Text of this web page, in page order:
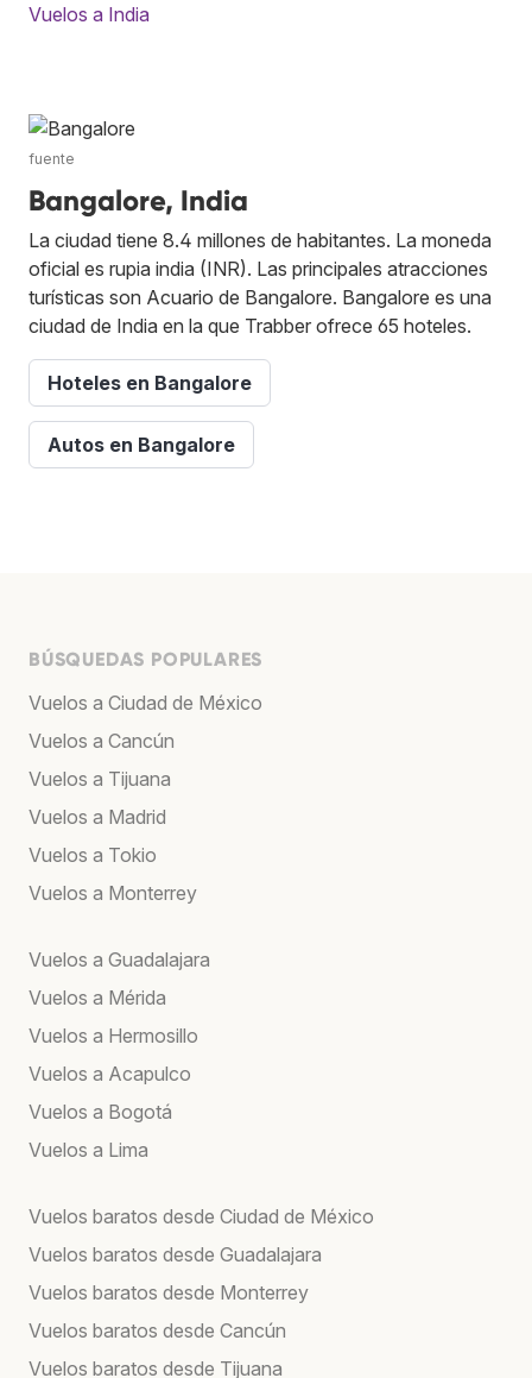
Vuelos a India
fuente
Bangalore, India
La ciudad tiene 8.4 millones de habitantes. La moneda
oficial es rupia india (INR). Las principales atracciones
turísticas son Acuario de Bangalore. Bangalore es una
ciudad de India en la que Trabber ofrece 65 hoteles.
Hoteles en Bangalore
Autos en Bangalore
BÚSQUEDAS POPULARES
Vuelos a Ciudad de México
Vuelos a Cancún
Vuelos a Tijuana
Vuelos a Madrid
Vuelos a Tokio
Vuelos a Monterrey
Vuelos a Guadalajara
Vuelos a Mérida
Vuelos a Hermosillo
Vuelos a Acapulco
Vuelos a Bogotá
Vuelos a Lima
Vuelos baratos desde Ciudad de México
Vuelos baratos desde Guadalajara
Vuelos baratos desde Monterrey
Vuelos baratos desde Cancún
Vuelos baratos desde Tijuana